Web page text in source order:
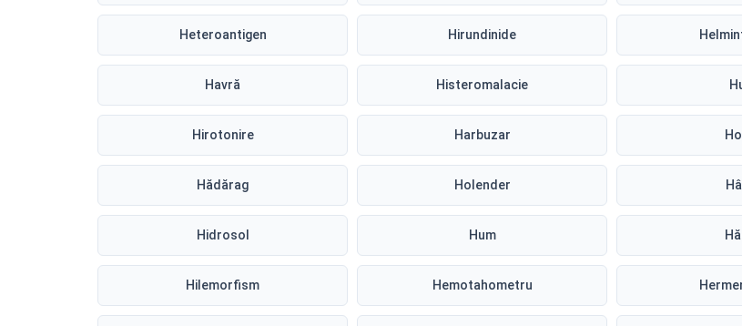
Heteroantigen Hirundinide
Havră Histeromalacie
Hirotonire Harbuzar
Hădărag Holender
Hidrosol Hum
Hilemorfism Hemotahometru